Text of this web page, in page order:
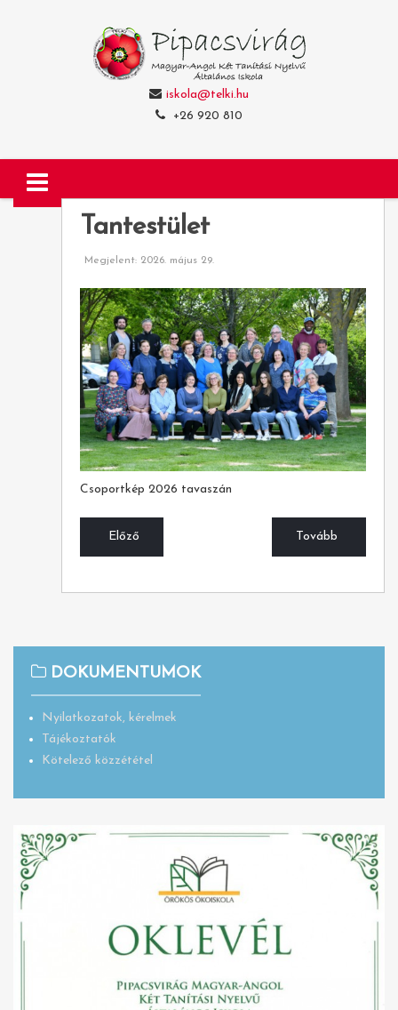
iskola@telki.hu
+26 920 810
Tantestület
Megjelent: 2026. május 29.
Csoportkép 2026 tavaszán
Előző Tovább
DOKUMENTUMOK
Nyilatkozatok, kérelmek
Tájékoztatók
Kötelező közzététel